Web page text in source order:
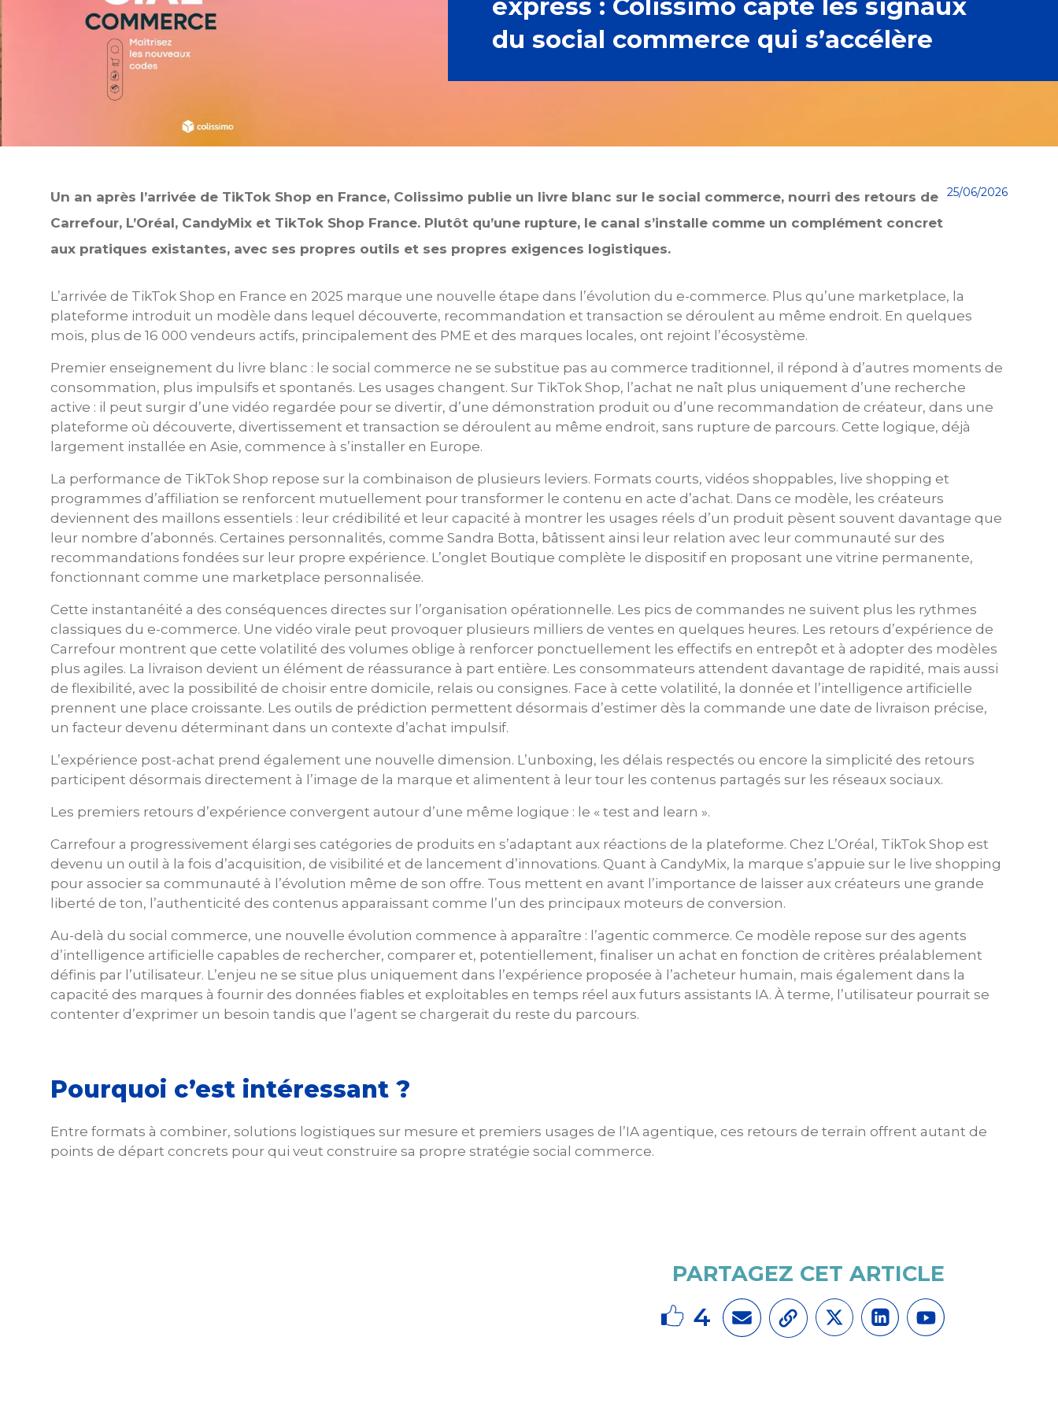
express : Colissimo capte les signaux
du social commerce qui s’accélère
Un an après l’arrivée de TikTok Shop en France, Colissimo publie un livre blanc sur le social commerce, nourri des retours de
Carrefour, L’Oréal, CandyMix et TikTok Shop France. Plutôt qu’une rupture, le canal s’installe comme un complément concret
aux pratiques existantes, avec ses propres outils et ses propres exigences logistiques.
25/06/2026
L’arrivée de TikTok Shop en France en 2025 marque une nouvelle étape dans l’évolution du e-commerce. Plus qu’une marketplace, la
plateforme introduit un modèle dans lequel découverte, recommandation et transaction se déroulent au même endroit. En quelques
mois, plus de 16 000 vendeurs actifs, principalement des PME et des marques locales, ont rejoint l’écosystème.
Premier enseignement du livre blanc : le social commerce ne se substitue pas au commerce traditionnel, il répond à d’autres moments de
consommation, plus impulsifs et spontanés. Les usages changent. Sur TikTok Shop, l’achat ne naît plus uniquement d’une recherche
active : il peut surgir d’une vidéo regardée pour se divertir, d’une démonstration produit ou d’une recommandation de créateur, dans une
plateforme où découverte, divertissement et transaction se déroulent au même endroit, sans rupture de parcours. Cette logique, déjà
largement installée en Asie, commence à s’installer en Europe.
La performance de TikTok Shop repose sur la combinaison de plusieurs leviers. Formats courts, vidéos shoppables, live shopping et
programmes d’affiliation se renforcent mutuellement pour transformer le contenu en acte d’achat. Dans ce modèle, les créateurs
deviennent des maillons essentiels : leur crédibilité et leur capacité à montrer les usages réels d’un produit pèsent souvent davantage que
leur nombre d’abonnés. Certaines personnalités, comme Sandra Botta, bâtissent ainsi leur relation avec leur communauté sur des
recommandations fondées sur leur propre expérience. L’onglet Boutique complète le dispositif en proposant une vitrine permanente,
fonctionnant comme une marketplace personnalisée.
Cette instantanéité a des conséquences directes sur l’organisation opérationnelle. Les pics de commandes ne suivent plus les rythmes
classiques du e-commerce. Une vidéo virale peut provoquer plusieurs milliers de ventes en quelques heures. Les retours d’expérience de
Carrefour montrent que cette volatilité des volumes oblige à renforcer ponctuellement les effectifs en entrepôt et à adopter des modèles
plus agiles. La livraison devient un élément de réassurance à part entière. Les consommateurs attendent davantage de rapidité, mais aussi
de flexibilité, avec la possibilité de choisir entre domicile, relais ou consignes. Face à cette volatilité, la donnée et l’intelligence artificielle
prennent une place croissante. Les outils de prédiction permettent désormais d’estimer dès la commande une date de livraison précise,
un facteur devenu déterminant dans un contexte d’achat impulsif.
L’expérience post-achat prend également une nouvelle dimension. L’unboxing, les délais respectés ou encore la simplicité des retours
participent désormais directement à l’image de la marque et alimentent à leur tour les contenus partagés sur les réseaux sociaux.
Les premiers retours d’expérience convergent autour d’une même logique : le « test and learn ».
Carrefour a progressivement élargi ses catégories de produits en s’adaptant aux réactions de la plateforme. Chez L’Oréal, TikTok Shop est
devenu un outil à la fois d’acquisition, de visibilité et de lancement d’innovations. Quant à CandyMix, la marque s’appuie sur le live shopping
pour associer sa communauté à l’évolution même de son offre. Tous mettent en avant l’importance de laisser aux créateurs une grande
liberté de ton, l’authenticité des contenus apparaissant comme l’un des principaux moteurs de conversion.
Au-delà du social commerce, une nouvelle évolution commence à apparaître : l’agentic commerce. Ce modèle repose sur des agents
d’intelligence artificielle capables de rechercher, comparer et, potentiellement, finaliser un achat en fonction de critères préalablement
définis par l’utilisateur. L’enjeu ne se situe plus uniquement dans l’expérience proposée à l’acheteur humain, mais également dans la
capacité des marques à fournir des données fiables et exploitables en temps réel aux futurs assistants IA. À terme, l’utilisateur pourrait se
contenter d’exprimer un besoin tandis que l’agent se chargerait du reste du parcours.
Pourquoi c’est intéressant ?
Entre formats à combiner, solutions logistiques sur mesure et premiers usages de l’IA agentique, ces retours de terrain offrent autant de
points de départ concrets pour qui veut construire sa propre stratégie social commerce.
PARTAGEZ CET ARTICLE
4